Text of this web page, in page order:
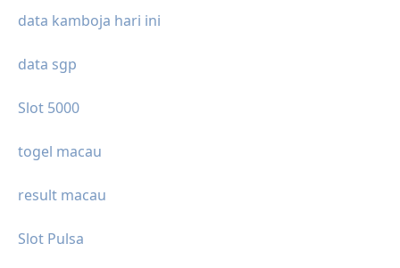
data kamboja hari ini
data sgp
Slot 5000
togel macau
result macau
Slot Pulsa